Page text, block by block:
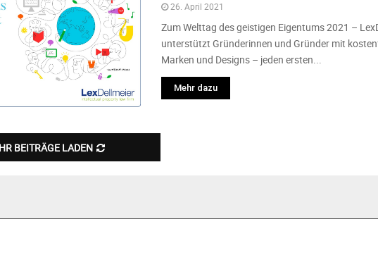
26. April 2021
Zum Welttag des geistigen Eigentums 2021 –
unterstützt Gründerinnen und Gründer mit
Marken und Designs – jeden ersten...
Mehr dazu
BEITRÄGE LADEN